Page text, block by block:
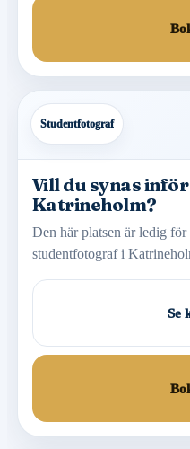
Studentfotograf
Vill du synas
Katrineholm?
Den här platsen är ledig
studentfotograf i
Se